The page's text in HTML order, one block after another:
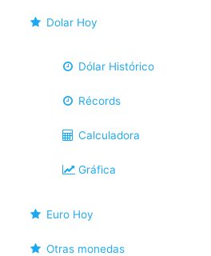
Dolar Hoy
Dólar Histórico
Récords
Calculadora
Gráfica
Euro Hoy
Otras monedas